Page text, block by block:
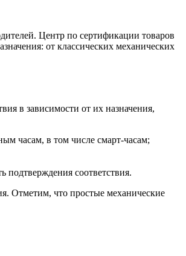
Центр по сертификации товаров
от классических механических
в зависимости от их назначения,
часам, в том числе смарт-часам;
соответствия.
Отметим, что простые механические